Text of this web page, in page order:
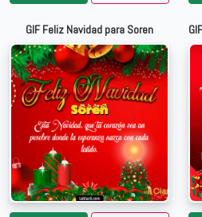
GIF Feliz Navidad para Soren